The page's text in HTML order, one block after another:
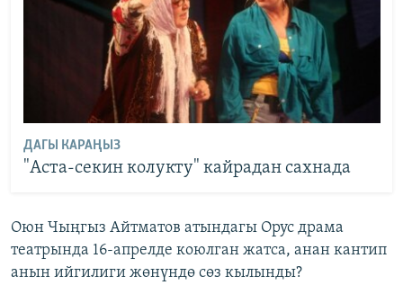
ДАГЫ КАРАҢЫЗ
"Аста-секин колукту" кайрадан сахнада
Оюн Чыңгыз Айтматов атындагы Орус драма
театрында 16-апрелде коюлган жатса, анан кантип
анын ийгилиги жөнүндө сөз кылынды?